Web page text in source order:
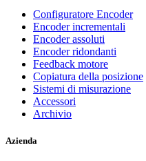
Configuratore Encoder
Encoder incrementali
Encoder assoluti
Encoder ridondanti
Feedback motore
Copiatura della posizione
Sistemi di misurazione
Accessori
Archivio
Azienda